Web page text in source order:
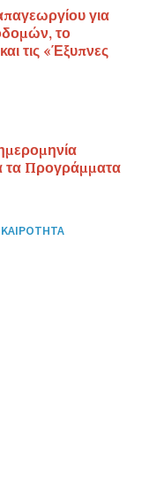
για
το
τις «Έξυπνες
τα Προγράμματα